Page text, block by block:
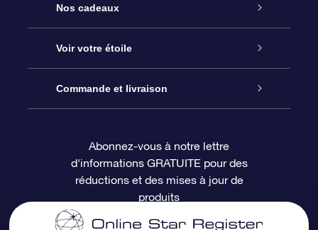
Service
À propos de l’OSR
Nous contacter
Questions fréquemment posées
Revues
Nos cadeaux
Cadeau d’étoile en ligne
Coffret cadeau OSR
Carte cadeau OSR
Voir votre étoile
Registre des étoiles
Page d’accueil personnalisée
Commande et livraison
Informations de paiement
Informations d’expédition
Abonnez-vous à notre lettre
d'informations GRATUITE pour des
réductions et des mises à jour de
produits